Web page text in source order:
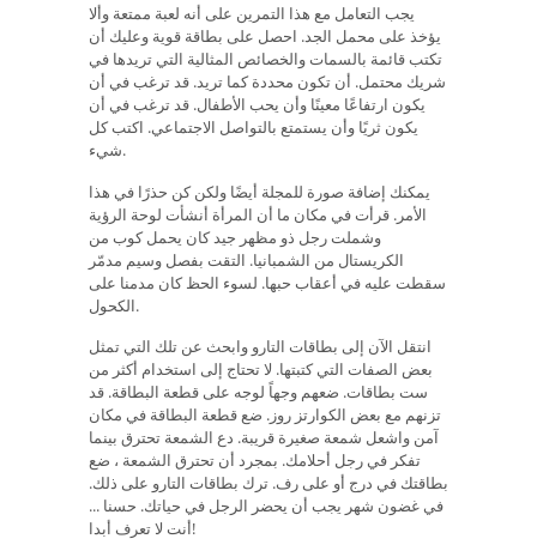
يجب التعامل مع هذا التمرين على أنه لعبة ممتعة وألا
يؤخذ على محمل الجد. احصل على بطاقة قوية وعليك أن
تكتب قائمة بالسمات والخصائص المثالية التي تريدها في
شريك محتمل. أن تكون محددة كما تريد. قد ترغب في أن
يكون ارتفاعًا معينًا وأن يحب الأطفال. قد ترغب في أن
يكون ثريًا وأن يستمتع بالتواصل الاجتماعي. اكتب كل
شيء.
يمكنك إضافة صورة للمجلة أيضًا ولكن كن حذرًا في هذا
الأمر. قرأت في مكان ما أن المرأة أنشأت لوحة الرؤية
وشملت رجل ذو مظهر جيد كان يحمل كوب من
الكريستال من الشمبانيا. التقت بفصل وسيم مدمّر
سقطت عليه في أعقاب حبها. لسوء الحظ كان مدمنا على
الكحول.
انتقل الآن إلى بطاقات التارو وابحث عن تلك التي تمثل
بعض الصفات التي كتبتها. لا تحتاج إلى استخدام أكثر من
ست بطاقات. ضعهم وجهاً لوجه على قطعة البطاقة. قد
تزنهم مع بعض الكوارتز روز. ضع قطعة البطاقة في مكان
آمن واشعل شمعة صغيرة قريبة. دع الشمعة تحترق بينما
تفكر في رجل أحلامك. بمجرد أن تحترق الشمعة ، ضع
بطاقتك في درج أو على رف. ترك بطاقات التارو على ذلك.
في غضون شهر يجب أن يحضر الرجل في حياتك. حسنا ...
أنت لا تعرف أبدا!